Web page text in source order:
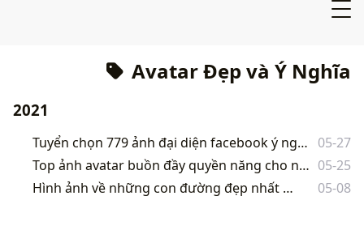
Avatar Đẹp và Ý Nghĩa
2021
Tuyển chọn 779 ảnh đại diện facebook ý nghĩa về cuộc sống “chất nhất”
05-27
Top ảnh avatar buồn đầy quyền năng cho những bạn nữ tâm trạng 2021 05-25
Hình ảnh về những con đường đẹp nhất thế giới.
05-08